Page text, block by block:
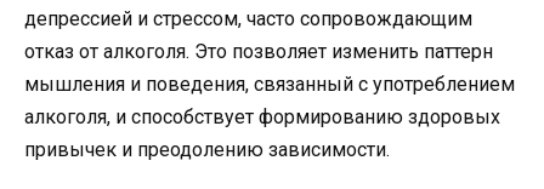
депрессией и стрессом, часто сопровождающим
отказ от алкоголя. Это позволяет изменить паттерн
мышления и поведения, связанный с употреблением
алкоголя, и способствует формированию здоровых
привычек и преодолению зависимости.